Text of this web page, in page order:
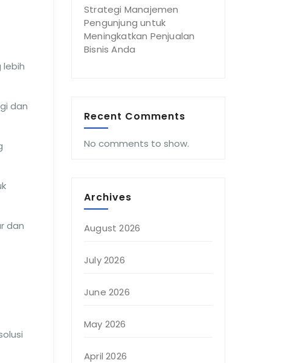
lebih
dan
dan
Strategi Manajemen
Pengunjung untuk
Meningkatkan Penjualan
Bisnis Anda
Recent Comments
No comments to show.
Archives
August 2026
July 2026
June 2026
May 2026
April 2026